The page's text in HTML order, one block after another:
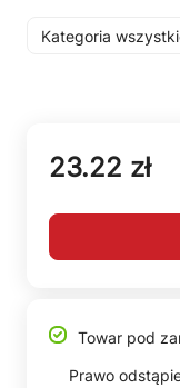
Kategoria
23.22 zł
Towar pod
Prawo